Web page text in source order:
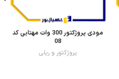
مودی پروژکتور 300 وات مهتابی کد
08
پروژکتور و ریلی